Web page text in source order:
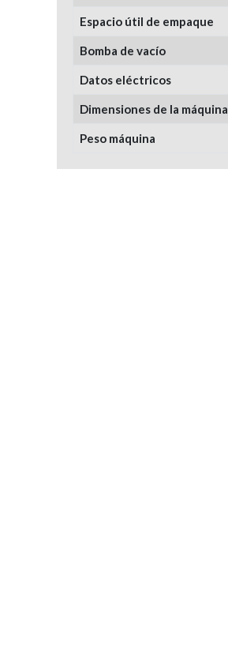
Espacio útil de empaque
Bomba de vacío
Datos eléctricos
Dimensiones de la máquina
Peso máquina